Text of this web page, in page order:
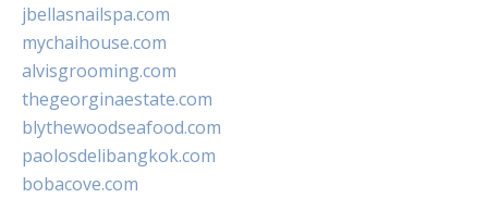
jbellasnailspa.com
mychaihouse.com
alvisgrooming.com
thegeorginaestate.com
blythewoodseafood.com
paolosdelibangkok.com
bobacove.com